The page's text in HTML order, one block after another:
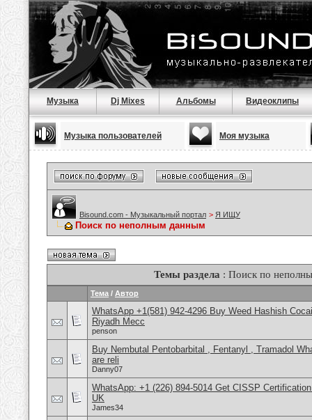
Музыка Dj Mixes Альбомы Видеоклипы
Музыка пользователей Моя музыка
Bisound.com - Музыкальный портал > Я ИЩУ
Поиск по неполным данным
Темы раздела : Поиск по
Тема / Автор
WhatsApp +1(581) 942-4296 Buy Weed Hashish
Riyadh Mecc
penson
Buy Nembutal Pentobarbital , Fentanyl , Tramadol
are reli
Danny07
WhatsApp: +1 (226) 894-5014​ Get CISSP
UK
James34